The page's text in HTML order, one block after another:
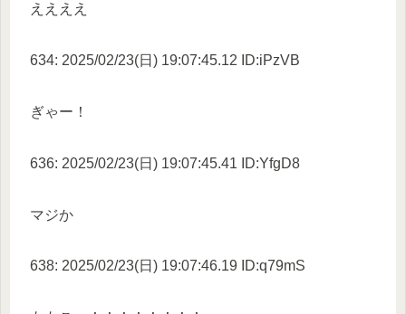
ええええ
634: 2025/02/23(日) 19:07:45.12 ID:iPzVB
ぎゃー！
636: 2025/02/23(日) 19:07:45.41 ID:YfgD8
マジか
638: 2025/02/23(日) 19:07:46.19 ID:q79mS